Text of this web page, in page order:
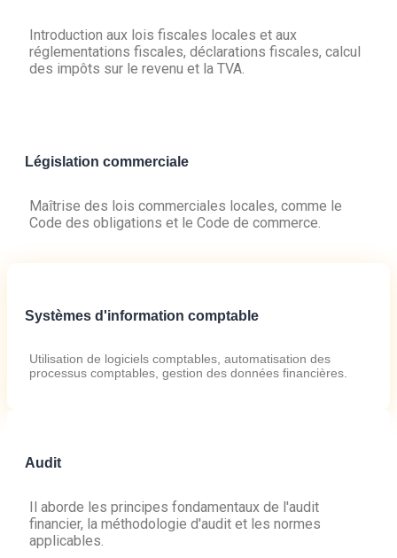
Introduction aux lois fiscales locales et aux
réglementations fiscales, déclarations fiscales, calcul
des impôts sur le revenu et la TVA.
Législation commerciale
Maîtrise des lois commerciales locales, comme le
Code des obligations et le Code de commerce.
Systèmes d'information comptable
Utilisation de logiciels comptables, automatisation des
processus comptables, gestion des données financières.
Audit
Il aborde les principes fondamentaux de l'audit
financier, la méthodologie d'audit et les normes
applicables.